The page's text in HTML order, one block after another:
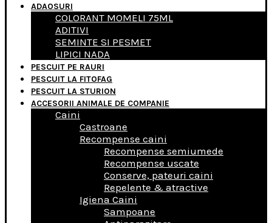
ADAOSURI
COLORANT MOMELI 75ML
ADITIVI
SEMINTE SI PESMET
LIPICI NADA
PESCUIT PE RAURI
PESCUIT LA FITOFAG
PESCUIT LA STURION
ACCESORII ANIMALE DE COMPANIE
Caini
Castroane
Recompense caini
Recompense semiumede
Recompense uscate
Conserve, pateuri caini
Repelente & atractive
Igiena Caini
Sampoane